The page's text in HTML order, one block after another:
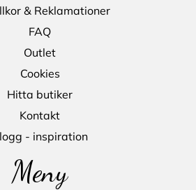
& Reklamationer
FAQ
Outlet
Cookies
Hitta butiker
Kontakt
- inspiration
Meny